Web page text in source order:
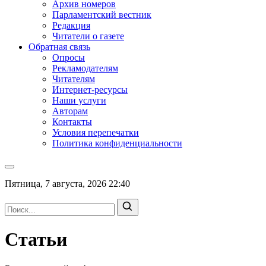
Архив номеров
Парламентский вестник
Редакция
Читатели о газете
Обратная связь
Опросы
Рекламодателям
Читателям
Интернет-ресурсы
Наши услуги
Авторам
Контакты
Условия перепечатки
Политика конфиденциальности
Пятница, 7 августа, 2026 22:40
Статьи